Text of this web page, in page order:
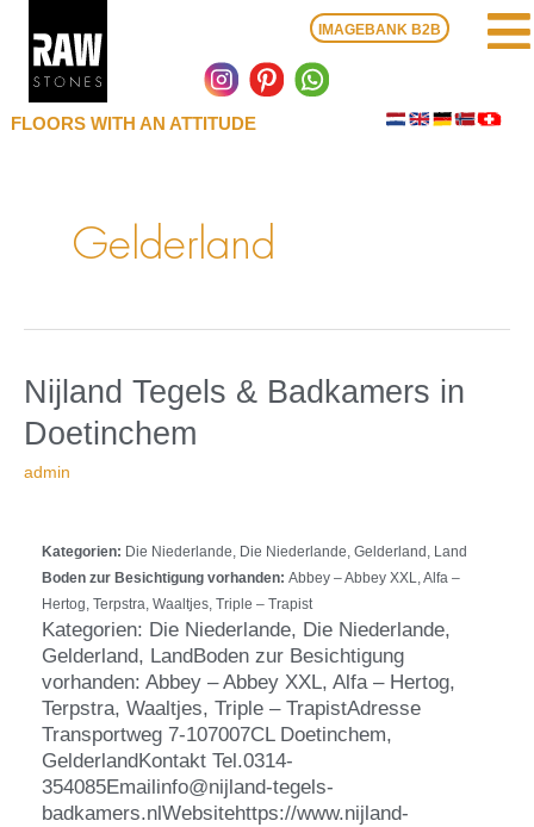
Inhalt
springen
IMAGEBANK B2B
FLOORS WITH AN ATTITUDE
Gelderland
Nijland Tegels & Badkamers in
Doetinchem
admin
Kategorien: Die Niederlande, Die Niederlande, Gelderland, Land
Boden zur Besichtigung vorhanden: Abbey – Abbey XXL, Alfa –
Hertog, Terpstra, Waaltjes, Triple – Trapist
Kategorien: Die Niederlande, Die Niederlande,
Gelderland, LandBoden zur Besichtigung
vorhanden: Abbey – Abbey XXL, Alfa – Hertog,
Terpstra, Waaltjes, Triple – TrapistAdresse
Transportweg 7-107007CL Doetinchem,
GelderlandKontakt Tel.0314-
354085Emailinfo@nijland-tegels-
badkamers.nlWebsitehttps://www.nijland-
Nijland
Tegels
Badkamers
in
Doetinchem